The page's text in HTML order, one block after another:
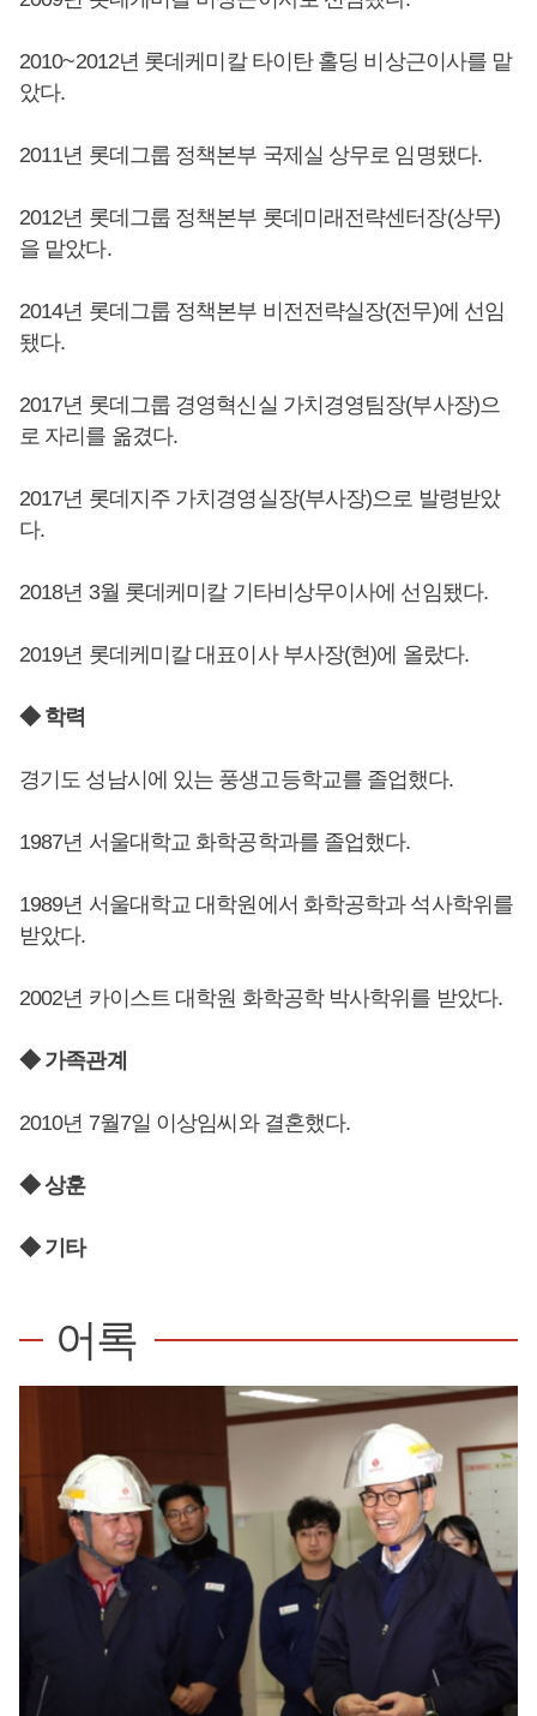
2010~2012년 롯데케미칼 타이탄 홀딩 비상근이사를 맡
았다.
2011년 롯데그룹 정책본부 국제실 상무로 임명됐다.
2012년 롯데그룹 정책본부 롯데미래전략센터장(상무)
을 맡았다.
2014년 롯데그룹 정책본부 비전전략실장(전무)에 선임
됐다.
2017년 롯데그룹 경영혁신실 가치경영팀장(부사장)으
로 자리를 옮겼다.
2017년 롯데지주 가치경영실장(부사장)으로 발령받았
다.
2018년 3월 롯데케미칼 기타비상무이사에 선임됐다.
2019년 롯데케미칼 대표이사 부사장(현)에 올랐다.
◆ 학력
경기도 성남시에 있는 풍생고등학교를 졸업했다.
1987년 서울대학교 화학공학과를 졸업했다.
1989년 서울대학교 대학원에서 화학공학과 석사학위를
받았다.
2002년 카이스트 대학원 화학공학 박사학위를 받았다.
◆ 가족관계
2010년 7월7일 이상임씨와 결혼했다.
◆ 상훈
◆ 기타
어록